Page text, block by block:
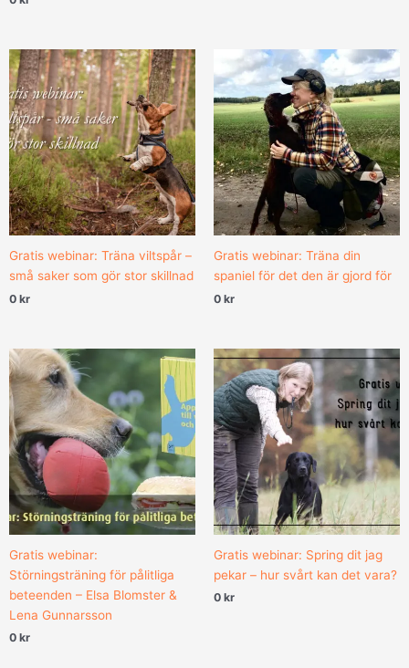
Gratis webinar: Träna viltspår –
små saker som gör stor skillnad
0 kr
Gratis webinar: Träna din
spaniel för det den är gjord för
0 kr
Gratis webinar:
Störningsträning för pålitliga
beteenden – Elsa Blomster &
Lena Gunnarsson
0 kr
Gratis webinar: Spring dit jag
pekar – hur svårt kan det vara?
0 kr